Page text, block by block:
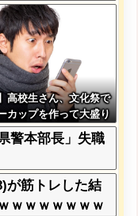
奴確定らしい←お前ら
かるよ
？？？？
高校生さん、文化祭で
カップを作って大盛り
なんかどっかで見たこ
話題に
警本部長」失職
が筋トレした結
ｗｗｗｗｗｗｗ